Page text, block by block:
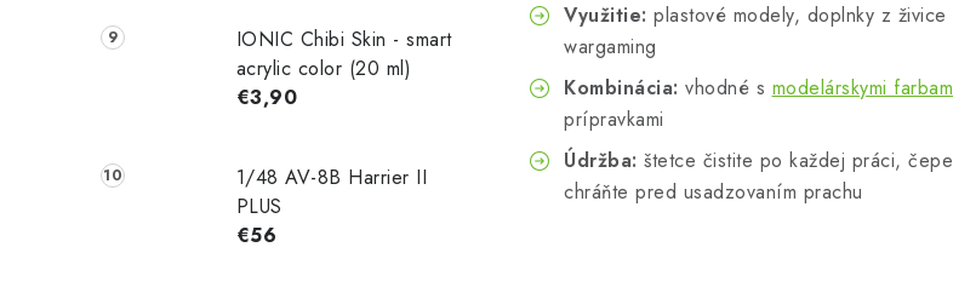
IONIC Chibi Skin - smart
acrylic color (20 ml)
€3,90
1/48 AV-8B Harrier II
PLUS
€56
Využitie: plastové modely, doplnky z
wargaming
Kombinácia: vhodné s modelárskymi
prípravkami
Údržba: štetce čistite po každej práci,
chráňte pred usadzovaním prachu